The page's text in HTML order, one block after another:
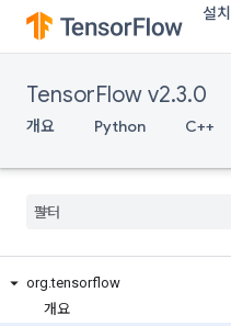
설치
TensorFlow v2.3.0
개요 Python C++
org.tensorflow
개요